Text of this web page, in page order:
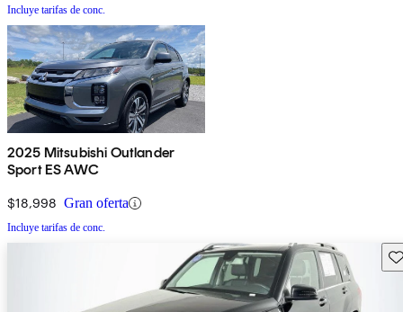
Incluye tarifas de conc.
2025 Mitsubishi Outlander
Sport ES AWC
$18,998 Gran oferta
Incluye tarifas de conc.